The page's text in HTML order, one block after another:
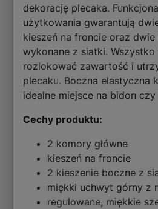
dekorację plecaka.
użytkowania gwarantują
kieszeń na froncie oraz
wykonane z siatki.
rozlokować zawartość i
plecaku. Boczna elastyczna
idealne miejsce na bidon
Cechy produktu:
2 komory główne
kieszeń na froncie
2 kieszenie boczne z
miękki uchwyt górny z
regulowane, miękkie